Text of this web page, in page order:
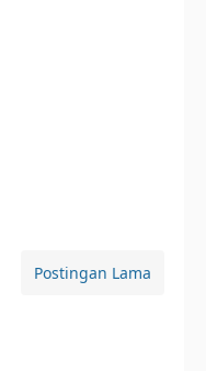
Postingan Lama